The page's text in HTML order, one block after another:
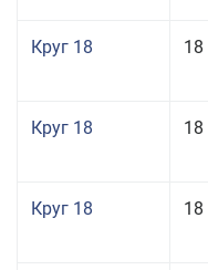
Круг 18 18
Круг 18 18
Круг 18 18